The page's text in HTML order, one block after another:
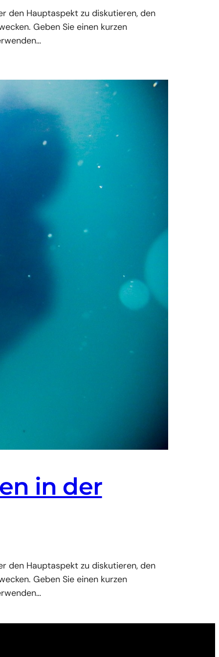
den Hauptaspekt zu diskutieren, den
Geben Sie einen kurzen
in der
den Hauptaspekt zu diskutieren, den
Geben Sie einen kurzen